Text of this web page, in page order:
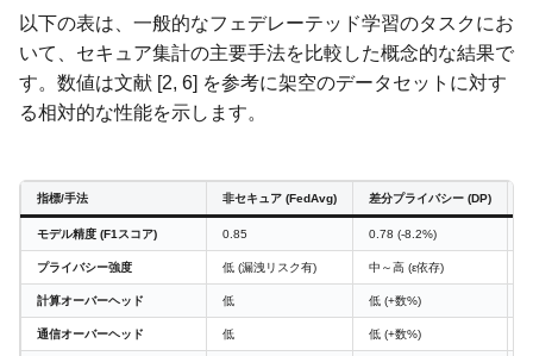
以下の表は、一般的なフェデレーテッド学習のタスクにお
いて、セキュア集計の主要手法を比較した概念的な結果で
す。数値は文献 [2, 6] を参考に架空のデータセットに対す
る相対的な性能を示します。
指標/手法 非セキュア (FedAvg) 差分プライバシー (DP)
モデル精度 (F1スコア) 0.85 0.78 (-8.2%)
プライバシー強度 低 (漏洩リスク有) 中～高 (ε依存)
計算オーバーヘッド 低 低 (+数%)
通信オーバーヘッド 低 低 (+数%)